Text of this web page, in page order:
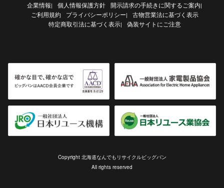
企業情報| 個人情報保護方針 開示請求の手続きに関するご案内|
ご利用規約 プライバシーポリシー|
古物営業法に基づく表示
特定商取引法に基づく表示| 偽装サイトにご注意
Copyright 北海道なんでもリサイクルビッグバン
All rights reserved